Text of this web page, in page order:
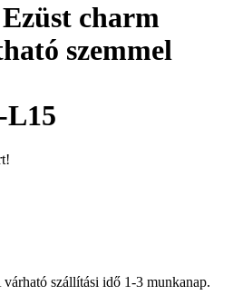
charm
szemmel
L15
szállítási idő 1-3 munkanap.